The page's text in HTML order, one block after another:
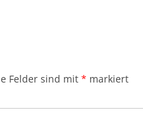
Felder sind mit * markiert